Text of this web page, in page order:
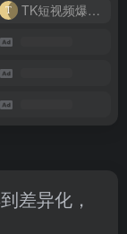
TK短视频爆款复刻
差异化，